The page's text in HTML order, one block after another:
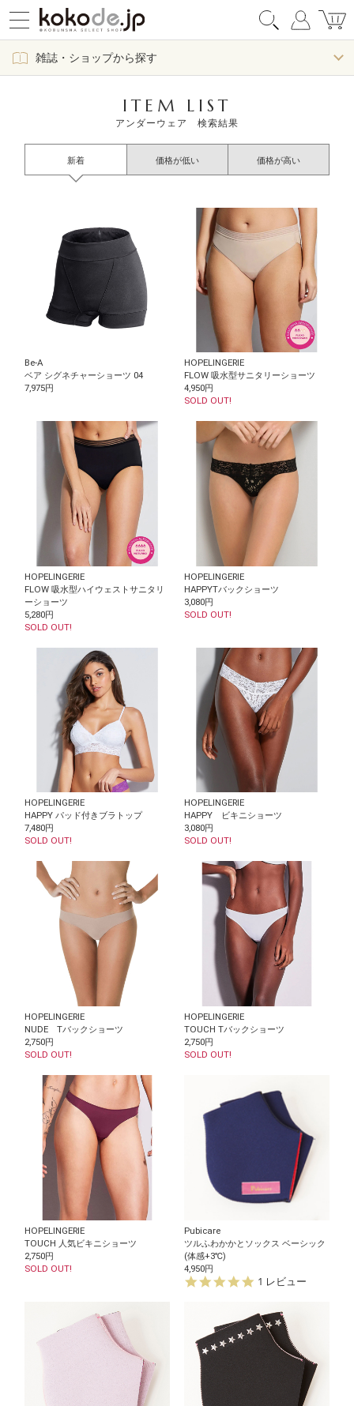
雑誌・ショップから探す
ITEM LIST
アンダーウェア 検索結果
新着 価格が低い 価格が高い
Be-A
ベア シグネチャーショーツ 04
7,975円
HOPELINGERIE
FLOW 吸水型サニタリーショーツ
4,950円
SOLD OUT!
HOPELINGERIE
FLOW 吸水型ハイウェストサニタリ
ーショーツ
5,280円
SOLD OUT!
HOPELINGERIE
HAPPYTバックショーツ
3,080円
SOLD OUT!
HOPELINGERIE
HAPPY パッド付きブラトップ
7,480円
SOLD OUT!
HOPELINGERIE
HAPPY ビキニショーツ
3,080円
SOLD OUT!
HOPELINGERIE
NUDE Tバックショーツ
2,750円
SOLD OUT!
HOPELINGERIE
TOUCH Tバックショーツ
2,750円
SOLD OUT!
HOPELINGERIE
TOUCH 人気ビキニショーツ
2,750円
SOLD OUT!
Pubicare
ツルふわかかとソックス ベーシック
(体感+3℃)
4,950円
5.
t
a
1 レビュー